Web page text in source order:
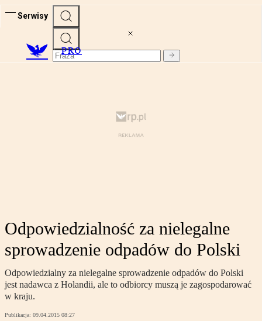
Serwisy
PRO
Odpowiedzialność za nielegalne
sprowadzenie odpadów do Polski
Odpowiedzialny za nielegalne sprowadzenie odpadów do Polski
jest nadawca z Holandii, ale to odbiorcy muszą je zagospodarować
w kraju.
Publikacja: 09.04.2015 08:27